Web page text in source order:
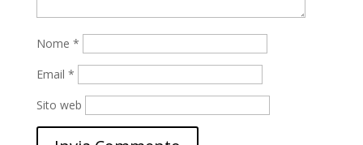
Nome *
Email *
Sito web